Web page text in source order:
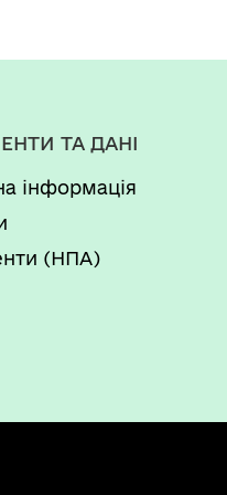
8-го
№1052 від
ТА ДАНІ
інформація
(НПА)